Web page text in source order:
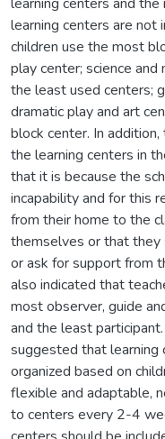
learning centers are not
children use the most
play center; science and
the least used centers;
dramatic play and art
block center. In
the learning centers in
that it is because the
incapability and for this
from their home to the
themselves or that they
or ask for support from
also indicated that
most observer, guide
and the least
suggested that learning
organized based on
flexible and adaptable,
to centers every 2-4